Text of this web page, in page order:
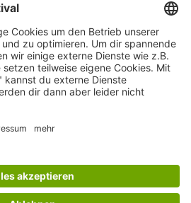
by novafacile OÜ
|Datenschutz